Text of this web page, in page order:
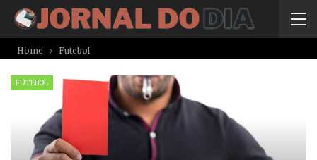
Home Futebol
FUTEBOL